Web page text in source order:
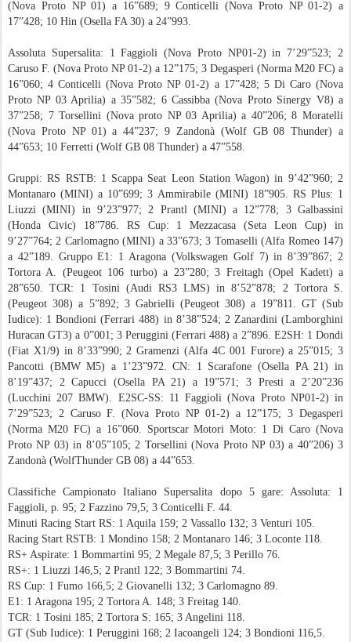
(Nova Proto NP 01) a 16”689; 9 Conticelli (Nova Proto NP 01-2) a
17”428; 10 Hin (Osella FA 30) a 24”993.
Assoluta Supersalita: 1 Faggioli (Nova Proto NP01-2) in 7’29”523; 2
Caruso F. (Nova Proto NP 01-2) a 12”175; 3 Degasperi (Norma M20 FC) a
16”060; 4 Conticelli (Nova Proto NP 01-2) a 17”428; 5 Di Caro (Nova
Proto NP 03 Aprilia) a 35”582; 6 Cassibba (Nova Proto Sinergy V8) a
37”258; 7 Torsellini (Nova proto NP 03 Aprilia) a 40”206; 8 Moratelli
(Nova Proto NP 01) a 44”237; 9 Zandonà (Wolf GB 08 Thunder) a
44”653; 10 Ferretti (Wolf GB 08 Thunder) a 47”558.
Gruppi: RS RSTB: 1 Scappa Seat Leon Station Wagon) in 9’42”960; 2
Montanaro (MINI) a 10”699; 3 Ammirabile (MINI) 18”905. RS Plus: 1
Liuzzi (MINI) in 9’23”977; 2 Prantl (MINI) a 12”778; 3 Galbassini
(Honda Civic) 18”786. RS Cup: 1 Mezzacasa (Seta Leon Cup) in
9’27”764; 2 Carlomagno (MINI) a 33”673; 3 Tomaselli (Alfa Romeo 147)
a 42”189. Gruppo E1: 1 Aragona (Volkswagen Golf 7) in 8’39”867; 2
Tortora A. (Peugeot 106 turbo) a 23”280; 3 Freitagh (Opel Kadett) a
28”650. TCR: 1 Tosini (Audi RS3 LMS) in 8’52”878; 2 Tortora S.
(Peugeot 308) a 5”892; 3 Gabrielli (Peugeot 308) a 19”811. GT (Sub
Iudice): 1 Bondioni (Ferrari 488) in 8’38”524; 2 Zanardini (Lamborghini
Huracan GT3) a 0”001; 3 Peruggini (Ferrari 488) a 2”896. E2SH: 1 Dondi
(Fiat X1/9) in 8’33”990; 2 Gramenzi (Alfa 4C 001 Furore) a 25”015; 3
Pancotti (BMW M5) a 1’23”972. CN: 1 Scarafone (Osella PA 21) in
8’19”437; 2 Capucci (Osella PA 21) a 19”571; 3 Presti a 2’20”236
(Lucchini 207 BMW). E2SC-SS: 11 Faggioli (Nova Proto NP01-2) in
7’29”523; 2 Caruso F. (Nova Proto NP 01-2) a 12”175; 3 Degasperi
(Norma M20 FC) a 16”060. Sportscar Motori Moto: 1 Di Caro (Nova
Proto NP 03) in 8’05”105; 2 Torsellini (Nova Proto NP 03) a 40”206) 3
Zandonà (WolfThunder GB 08) a 44”653.
Classifiche Campionato Italiano Supersalita dopo 5 gare: Assoluta: 1
Faggioli, p. 95; 2 Fazzino 79,5; 3 Conticelli F. 44.
Minuti Racing Start RS: 1 Aquila 159; 2 Vassallo 132; 3 Venturi 105.
Racing Start RSTB: 1 Mondino 158; 2 Montanaro 146; 3 Loconte 118.
RS+ Aspirate: 1 Bommartini 95; 2 Megale 87,5; 3 Perillo 76.
RS+: 1 Liuzzi 146,5; 2 Prantl 122; 3 Bommartini 74.
RS Cup: 1 Fumo 166,5; 2 Giovanelli 132; 3 Carlomagno 89.
E1: 1 Aragona 195; 2 Tortora A. 148; 3 Freitag 140.
TCR: 1 Tosini 185; 2 Tortora S: 165; 3 Angelini 118.
GT (Sub Iudice): 1 Peruggini 168; 2 Iacoangeli 124; 3 Bondioni 116,5.